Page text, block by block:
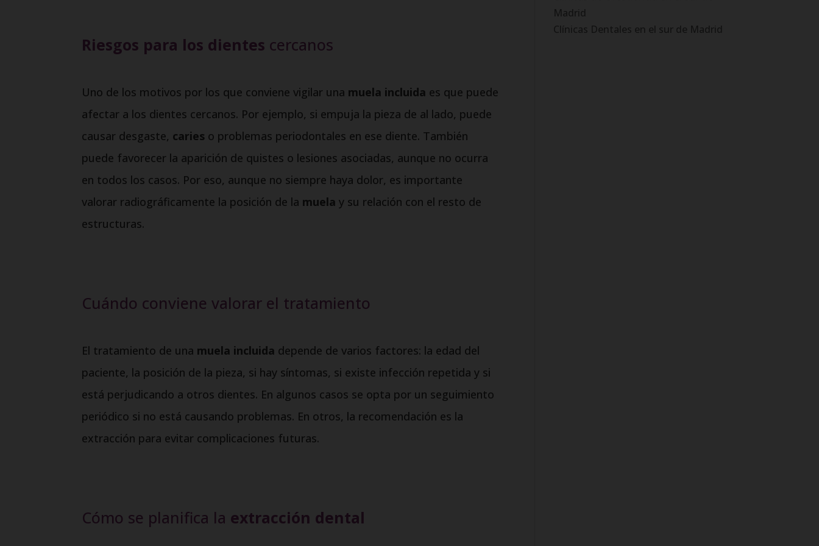
Riesgos para los dientes cercanos
Uno de los motivos por los que conviene vigilar una muela incluida es que puede
afectar a los dientes cercanos. Por ejemplo, si empuja la pieza de al lado, puede
causar desgaste, caries o problemas periodontales en ese diente. También
puede favorecer la aparición de quistes o lesiones asociadas, aunque no ocurra
en todos los casos. Por eso, aunque no siempre haya dolor, es importante
valorar radiográficamente la posición de la muela y su relación con el resto de
estructuras.
Cuándo conviene valorar el tratamiento
El tratamiento de una muela incluida depende de varios factores: la edad del
paciente, la posición de la pieza, si hay síntomas, si existe infección repetida y si
está perjudicando a otros dientes. En algunos casos se opta por un seguimiento
periódico si no está causando problemas. En otros, la recomendación es la
extracción para evitar complicaciones futuras.
Cómo se planifica la extracción dental
Madrid
Clínicas Dentales en el sur de Madrid